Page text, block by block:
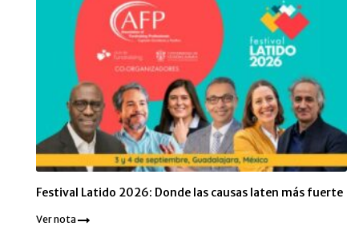
Festival Latido 2026: Donde las causas laten más fuerte
Ver nota